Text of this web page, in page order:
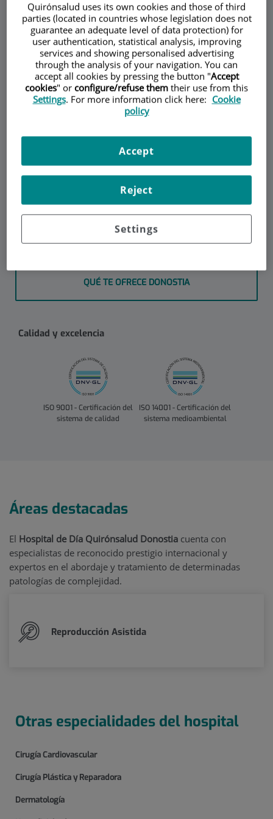
Donostia
Hospital de Día Quirónsalud Donostia cuenta con un
gran equipo de especialistas de reconocido prestigio que
realizan su labor de forma coordinada para ofrecer una
atención multidisciplinar, integral y humana tanto al
enfermo como a su familia.
Atención personalizada multilingüe
Acuerdos con las principales aseguradoras
Alkolea Kalea, 7 (Alto de Egia) 20012
QUÉ TE OFRECE DONOSTIA
Calidad y excelencia
ISO 9001 - Certificación del
sistema de calidad
ISO 14001 - Certificación del
sistema medioambiental
Áreas destacadas
El Hospital de Día Quirónsalud Donostia cuenta con
especialistas de reconocido prestigio internacional y
expertos en el abordaje y tratamiento de determinadas
patologías de complejidad.
Reproducción Asistida
Otras especialidades del hospital
Cirugía Cardiovascular
Cirugía Plástica y Reparadora
Dermatología
Quirónsalud uses its own cookies and those of third
parties (located in countries whose legislation does not
guarantee an adequate level of data protection) for
user authentication, statistical analysis, improving
services and showing personalised advertising
through the analysis of your navigation. You can
accept all cookies by pressing the button "Accept
cookies" or configure/refuse them their use from this
Settings. For more information click here: Cookie
policy
Settings
Reject
Accept